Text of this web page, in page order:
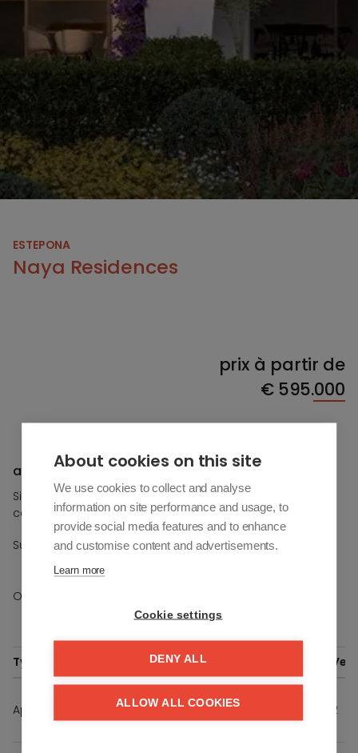
ESTEPONA
Naya Residences
prix à partir de
€595.000
a vendre À Estepona
Si vous souhaitez plus d'informations sur cette propriété,
contactez-nous.
Sur étage
- / +
Options
Type Opp.
Appartement
Residences
97
m²
- 2
About cookies on this site
We use cookies to collect and analyse
information on site performance and usage, to
provide social media features and to enhance
and customise content and advertisements.
Learn more
Cookie settings
DENY ALL
ALLOW ALL COOKIES